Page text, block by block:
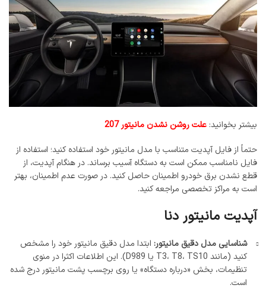
بیشتر بخوانید: علت روشن نشدن مانیتور 207
حتماً از فایل آپدیت متناسب با مدل مانیتور خود استفاده کنید؛ استفاده از
فایل نامناسب ممکن است به دستگاه آسیب برساند. در هنگام آپدیت، از
قطع نشدن برق خودرو اطمینان حاصل کنید. در صورت عدم اطمینان، بهتر
است به مراکز تخصصی مراجعه کنید.
آپدیت مانیتور دنا
شناسایی مدل دقیق مانیتور: ابتدا مدل دقیق مانیتور خود را مشخص
کنید (مانند T3، T8، TS10 یا D989). این اطلاعات اکثرا در منوی
تنظیمات، بخش «درباره دستگاه» یا روی برچسب پشت مانیتور درج شده
است.